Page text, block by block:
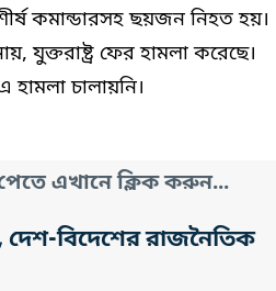
কমান্ডারসহ ছয়জন নিহত হয়।
ফের হামলা করেছে।
চালায়নি।
এখানে ক্লিক করুন...
দেশ-বিদেশের রাজনৈতিক